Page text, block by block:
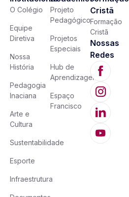
O Colégio
Equipe
Diretiva
Nossa
História
Pedagogia
Inaciana
Arte e
Cultura
Sustentabilidade
Esporte
Infraestrutura
Projeto
Pedagógico
Projetos
Especiais
Hub de
Aprendizagem
Espaço
Francisco
Cristã
Formação
Cristã
Nossas
Redes